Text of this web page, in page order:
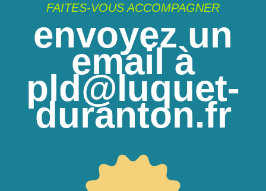
FAITES-VOUS ACCOMPAGNER
envoyez un
email à
pld@luquet-
duranton.fr